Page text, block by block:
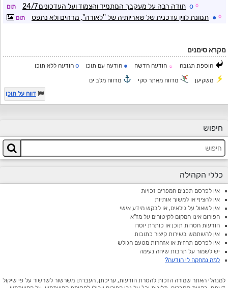
☼
o תודה רבה על מעקבך המתמיד והצמוד ועל העדכונים 24/7 תום
☼
● תמונת לווין עדכנית של שאריותיה של ''לאורה'', מדהים ולא נתפס תום
מקרא סימנים
הוספת תגובה ☼ הודעה חדשה ● הודעה עם תוכן o הודעה ללא תוכן
משקיען מדווח מאתר סקי
מדווח מלב ים
דווח על תוכן
חיפוש
כללי הקהילה
אין לפרסם תכנים המפרים זכויות
אין להציף או למשוך אותיות
אין לשאול על גילאים, או לבקש מידע אישי
הפורום אינו המקום לקיטורים על מז"א
הודעות חסרות תוכן או כותרת יוסרו
אין להשתמש בשירות קיצור כתובות
אין לפרסם תחזית או אזהרות מטעם הגולש
יש לשמור על תרבות שיחה נעימה
למה נמחקה לי הודעה?
למנהלי האתר שמורה הזכות להסרת הודעות, עריכתן, העברתן משרשור לשרשור על פי שיקול